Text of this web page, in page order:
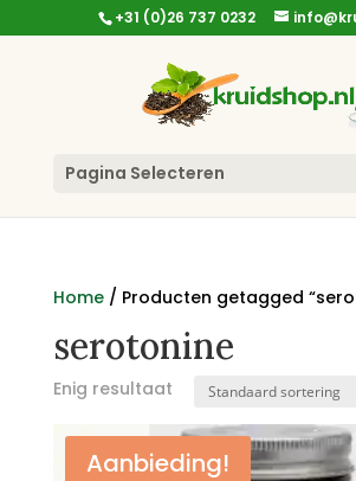
+31 (0)26 737 0232
Pagina Selecteren
Home/ Producten getagged
serotonine
Enig resultaat
Aanbieding!